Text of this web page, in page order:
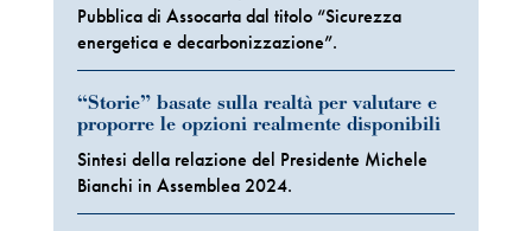
Pubblica di Assocarta dal titolo “Sicurezza
energetica e decarbonizzazione”.
“Storie” basate sulla realtà per valutare e
proporre le opzioni realmente disponibili
Sintesi della relazione del Presidente Michele
Bianchi in Assemblea 2024.